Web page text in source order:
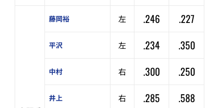
藤岡裕 左 .246 .227
平沢 左 .234 .350
中村 右 .300 .250
井上 右 .285 .588